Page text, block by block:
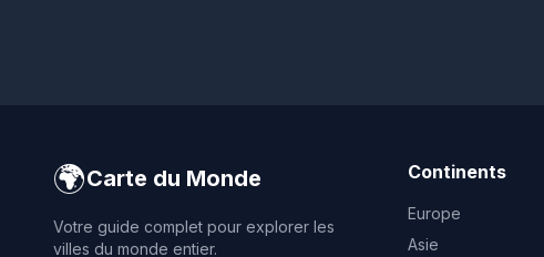
🌍Carte du Monde
Votre guide complet pour explorer les
villes du monde entier.
Continents
Europe
Asie